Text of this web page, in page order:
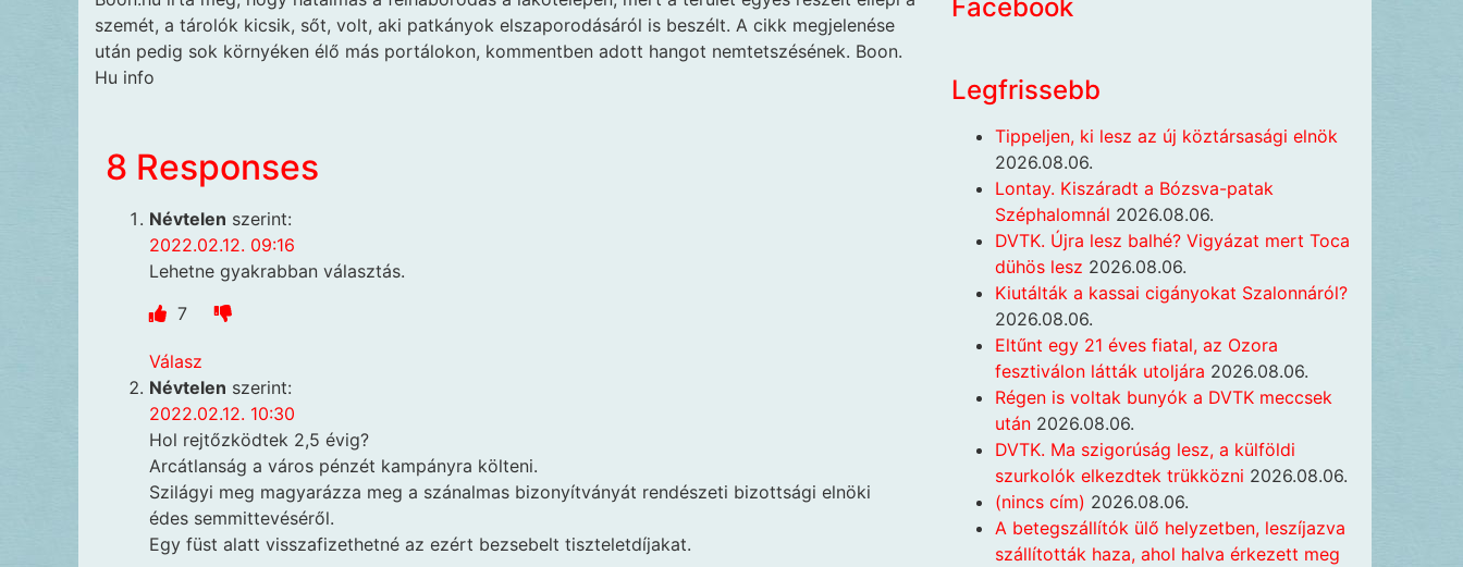
szemét, a tárolók kicsik, sőt, volt, aki patkányok elszaporodásáról is beszélt. A cikk megjelenése
után pedig sok környéken élő más portálokon, kommentben adott hangot nemtetszésének. Boon.
Hu info
8 Responses
Névtelen szerint:
2022.02.12. 09:16
Lehetne gyakrabban választás.
7
Válasz
Névtelen szerint:
2022.02.12. 10:30
Hol rejtőzködtek 2,5 évig?
Arcátlanság a város pénzét kampányra költeni.
Szilágyi meg magyarázza meg a szánalmas bizonyítványát rendészeti bizottsági elnöki
édes semmittevéséről.
Egy füst alatt visszafizethetné az ezért bezsebelt tiszteletdíjakat.
Facebook
Legfrissebb
Tippeljen, ki lesz az új köztársasági elnök
2026.08.06.
Lontay. Kiszáradt a Bózsva-patak
Széphalomnál 2026.08.06.
DVTK. Újra lesz balhé? Vigyázat mert Toca
dühös lesz 2026.08.06.
Kiutálták a kassai cigányokat Szalonnáról?
2026.08.06.
Eltűnt egy 21 éves fiatal, az Ozora
fesztiválon látták utoljára 2026.08.06.
Régen is voltak bunyók a DVTK meccsek
után 2026.08.06.
DVTK. Ma szigorúság lesz, a külföldi
szurkolók elkezdtek trükközni 2026.08.06.
(nincs cím) 2026.08.06.
A betegszállítók ülő helyzetben, leszíjazva
szállították haza, ahol halva érkezett meg